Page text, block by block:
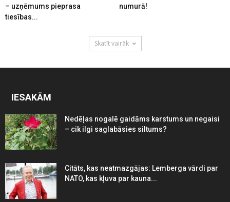
– uzņēmums pieprasa
tiesības...
numurā!
Skatīt vairāk
IESAKĀM
Nedēļas nogalē gaidāms karstums un negaisi
– cik ilgi saglabāsies siltums?
Citāts, kas neatmazgājas: Lemberga vārdi par
NATO, kas kļuva par kauna...